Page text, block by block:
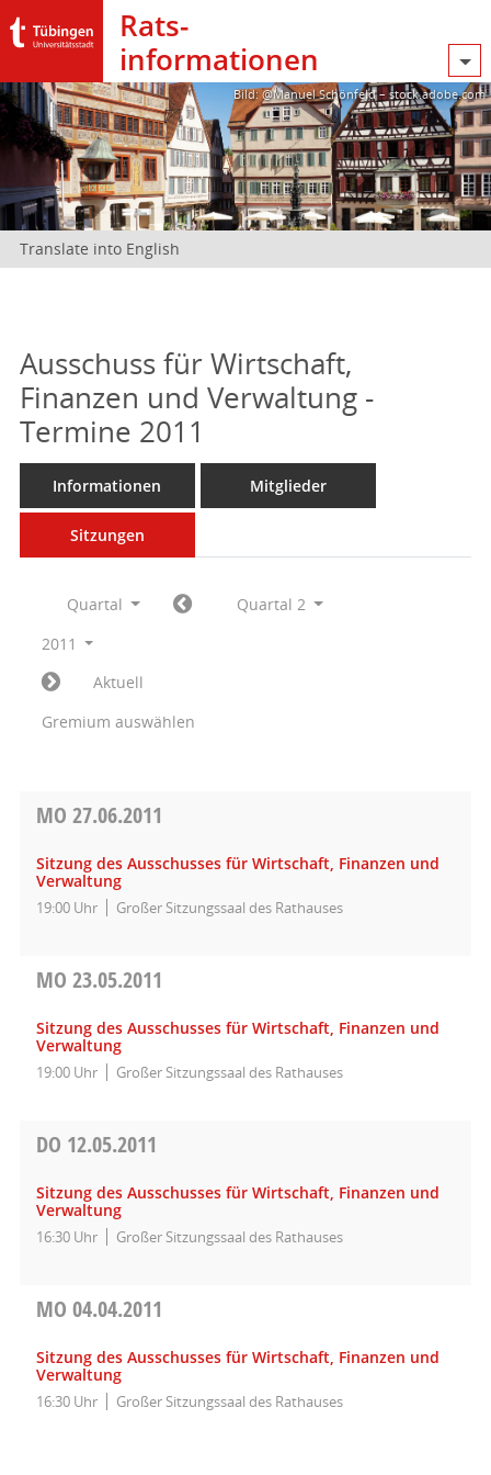
Rats­
informationen
Bild: @Manuel Schönfeld – stock.adobe.com
Translate into English
Ausschuss für Wirtschaft,
Finanzen und Verwaltung -
Termine 2011
Informationen Mitglieder
Sitzungen
Quartal
Quartal 2
2011
Aktuell
Gremium auswählen
MO 27.06.2011
Sitzung des Ausschusses für Wirtschaft, Finanzen und
Verwaltung
19:00 Uhr Großer Sitzungssaal des Rathauses
MO 23.05.2011
Sitzung des Ausschusses für Wirtschaft, Finanzen und
Verwaltung
19:00 Uhr Großer Sitzungssaal des Rathauses
DO 12.05.2011
Sitzung des Ausschusses für Wirtschaft, Finanzen und
Verwaltung
16:30 Uhr Großer Sitzungssaal des Rathauses
MO 04.04.2011
Sitzung des Ausschusses für Wirtschaft, Finanzen und
Verwaltung
16:30 Uhr Großer Sitzungssaal des Rathauses